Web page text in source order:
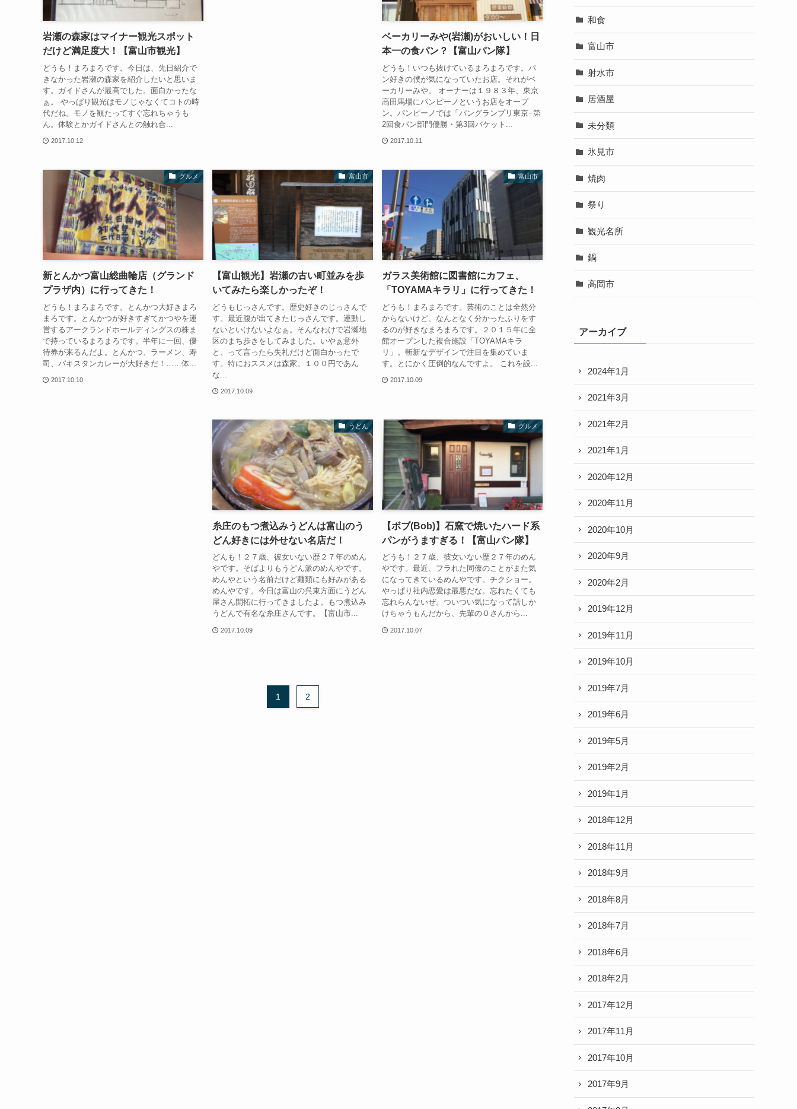
岩瀬の森家はマイナー観光スポット
だけど満足度大！【富山市観光】
どうも！まろまろです。今日は、先日紹介で
きなかった岩瀬の森家を紹介したいと思いま
す。ガイドさんが最高でした。面白かったな
ぁ。 やっぱり観光はモノじゃなくてコトの時
代だね。モノを観たってすぐ忘れちゃうも
ん。体験とかガイドさんとの触れ合...
2017.10.12
ベーカリーみや(岩瀬)がおいしい！日
本一の食パン？【富山パン隊】
どうも！いつも抜けているまろまろです。パ
ン好きの僕が気になっていたお店。それがベ
ーカリーみや。 オーナーは１９８３年、東京
高田馬場にパンピーノというお店をオープ
ン。パンピーノでは「パングランプリ東京−第
2回食パン部門優勝・第3回バケット...
2017.10.11
グルメ
新とんかつ富山総曲輪店（グランド
プラザ内）に行ってきた！
どうも！まろまろです。とんかつ大好きまろ
まろです。とんかつが好きすぎてかつやを運
営するアークランドホールディングスの株ま
で持っているまろまろです。半年に一回、優
待券が来るんだよ。とんかつ、ラーメン、寿
司、パキスタンカレーが大好きだ！……体...
2017.10.10
富山市
【富山観光】岩瀬の古い町並みを歩
いてみたら楽しかったぞ！
どうもじっさんです。歴史好きのじっさんで
す。最近腹が出てきたじっさんです。運動し
ないといけないよなぁ。そんなわけで岩瀬地
区のまち歩きをしてみました。いやぁ意外
と、って言ったら失礼だけど面白かったで
す。特におススメは森家。１００円であん
な...
2017.10.09
富山市
ガラス美術館に図書館にカフェ、
「TOYAMAキラリ」に行ってきた！
どうも！まろまろです。芸術のことは全然分
からないけど、なんとなく分かったふりをす
るのが好きなまろまろです。２０１５年に全
館オープンした複合施設「TOYAMAキラ
リ」。斬新なデザインで注目を集めていま
す。とにかく圧倒的なんですよ。 これを設...
2017.10.09
うどん
糸庄のもつ煮込みうどんは富山のう
どん好きには外せない名店だ！
どんも！２７歳、彼女いない歴２７年のめん
やです。そばよりもうどん派のめんやです。
めんやという名前だけど麺類にも好みがある
めんやです。今日は富山の呉東方面にうどん
屋さん開拓に行ってきましたよ。もつ煮込み
うどんで有名な糸庄さんです。【富山市...
2017.10.09
グルメ
【ボブ(Bob)】石窯で焼いたハード系
パンがうますぎる！【富山パン隊】
どうも！２７歳、彼女いない歴２７年のめん
やです。最近、フラれた同僚のことがまた気
になってきているめんやです。チクショー。
やっぱり社内恋愛は最悪だな。忘れたくても
忘れらんないぜ。ついつい気になって話しか
けちゃうもんだから、先輩のＯさんから...
2017.10.07
1 2
和食
富山市
射水市
居酒屋
未分類
氷見市
焼肉
祭り
観光名所
鍋
高岡市
アーカイブ
2024年1月
2021年3月
2021年2月
2021年1月
2020年12月
2020年11月
2020年10月
2020年9月
2020年2月
2019年12月
2019年11月
2019年10月
2019年7月
2019年6月
2019年5月
2019年2月
2019年1月
2018年12月
2018年11月
2018年9月
2018年8月
2018年7月
2018年6月
2018年2月
2017年12月
2017年11月
2017年10月
2017年9月